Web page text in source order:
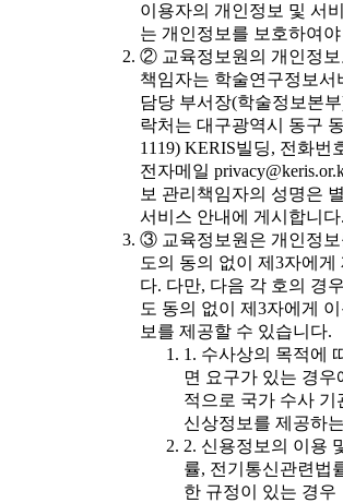
이용자의 개인정보 및 서
는 개인정보를 보호하여
② 교육정보원의 개인정보
책임자는 학술연구정보서
담당 부서장(학술정보본
락처는 대구광역시 동구
1119) KERIS빌딩, 전화번
전자메일
보 관리책임자의 성명은
서비스 안내에 게시합니다.
③ 교육정보원은 개인정보
도의 동의 없이 제3자에게
다. 다만, 다음 각 호의 경
도 동의 없이 제3자에게
보를 제공할 수 있습니다.
1. 수사상의 목적에
면 요구가 있는 경우
적으로 국가 수사 기
신상정보를 제공하
2. 신용정보의 이용
률, 전기통신관련법
한 규정이 있는 경우